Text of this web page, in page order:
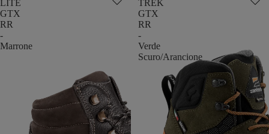
LITE
GTX
RR
-
Marrone
TREK
GTX
RR
-
Verde
Scuro/Arancione